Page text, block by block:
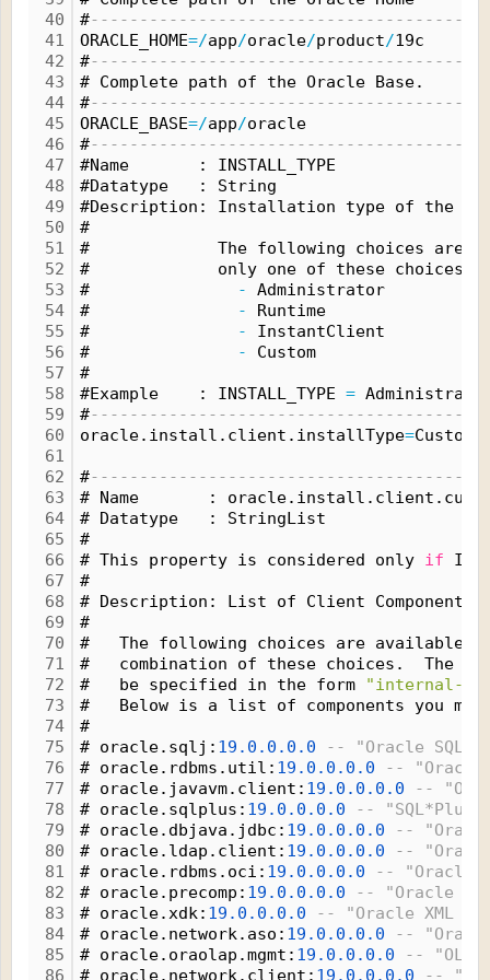
40
41
42
43
44
45
46
47
48
49
50
51
52
53
54
55
56
57
58
59
60
61
62
63
64
65
66
67
68
69
70
71
72
73
74
75
76
77
78
79
80
81
82
83
84
85
86
#
ORACLE_HOME=/app/oracle/product/19c
#
# Complete path of the Oracle Base.
#
ORACLE_BASE=/app/oracle
#
#Name       : INSTALL_TYPE
#Datatype   : String
#Description: Installation type of the
#
#             The following choices are
#             only one of these choices.
#
-
Administrator
#
-
Runtime
#
-
InstantClient
#
-
Custom
#
#Example    : INSTALL_TYPE =
#
oracle.install.client.installType=Custom
#
# Name       :
# Datatype   : StringList
#
# This property is considered only if
#
# Description: List of Client Components
#
#   The following choices are available.
#   combination of these choices.  The
#   be specified in the form
"internal-
#   Below is a list of components you
#
# oracle.sqlj: 19. 0. 0. 0. 0
-- "Oracle SQLJ"
# oracle.rdbms.util: 19. 0. 0. 0. 0
--
# oracle.javavm.client: 19. 0. 0. 0. 0
--
# oracle.sqlplus: 19. 0. 0. 0. 0
-- "SQL*Plus"
# oracle.dbjava.jdbc: 19. 0. 0. 0. 0
--
# oracle.ldap.client: 19. 0. 0. 0. 0
--
# oracle.rdbms.oci: 19. 0. 0. 0. 0
-- "Oracle
# oracle.precomp: 19. 0. 0. 0. 0
-- "Oracle
# oracle.xdk: 19. 0. 0. 0. 0
-- "Oracle XML
# oracle.network.aso: 19. 0. 0. 0. 0
--
# oracle.oraolap.mgmt: 19. 0. 0. 0. 0
--
# oracle.network.client: 19. 0. 0. 0. 0 --